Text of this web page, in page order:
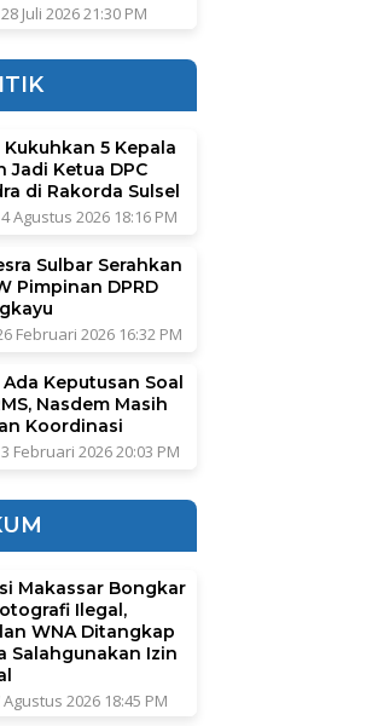
Juli 2026 21:30 PM
Kukuhkan 5 Kepala
Jadi Ketua DPC
di Rakorda Sulsel
Agustus 2026 18:16 PM
Sulbar Serahkan
Pimpinan DPRD
Februari 2026 16:32 PM
Ada Keputusan Soal
Nasdem Masih
Koordinasi
Februari 2026 20:03 PM
Makassar Bongkar
Ilegal,
WNA Ditangkap
Salahgunakan Izin
Agustus 2026 18:45 PM